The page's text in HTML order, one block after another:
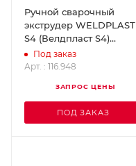
Ручной сварочный
экструдер WELDPLAST
S4 (Велдпласт S4)
LEISTER 116.948
Под заказ
Арт. : 116.948
ЗАПРОС ЦЕНЫ
ПОД ЗАКАЗ